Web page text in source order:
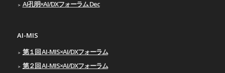
AI孔明×AI/DXフォーラム Dec
AI-MIS
第１回 AI-MIS×AI/DXフォーラム
第２回 AI-MIS×AI/DXフォーラム